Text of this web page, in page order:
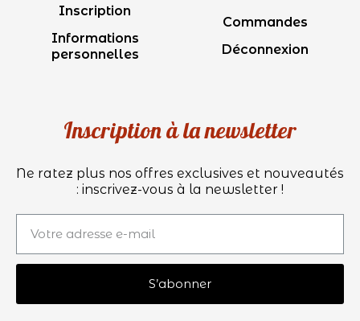
Inscription
Informations
personnelles
Commandes
Déconnexion
Inscription à la newsletter
Ne ratez plus nos offres exclusives et nouveautés
: inscrivez-vous à la newsletter !
S’abonner